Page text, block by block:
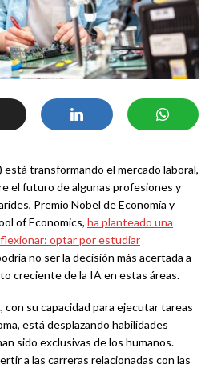
transformando el mercado laboral,
el futuro de algunas profesiones y
Premio Nobel de Economía y
of Economics, ha planteado una
optar por estudiar
no ser la decisión más acertada a
creciente de la IA en estas áreas.
con su capacidad para ejecutar tareas
está desplazando habilidades
sido exclusivas de los humanos.
a las carreras relacionadas con las